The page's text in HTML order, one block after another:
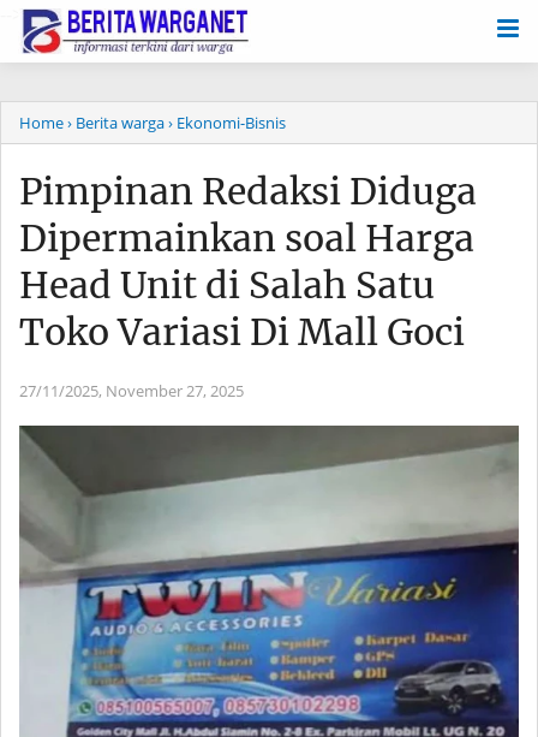
Home› Berita warga› Ekonomi-Bisnis
Pimpinan Redaksi Diduga
Dipermainkan soal Harga
Head Unit di Salah Satu
Toko Variasi Di Mall Goci
27/11/2025, November 27, 2025